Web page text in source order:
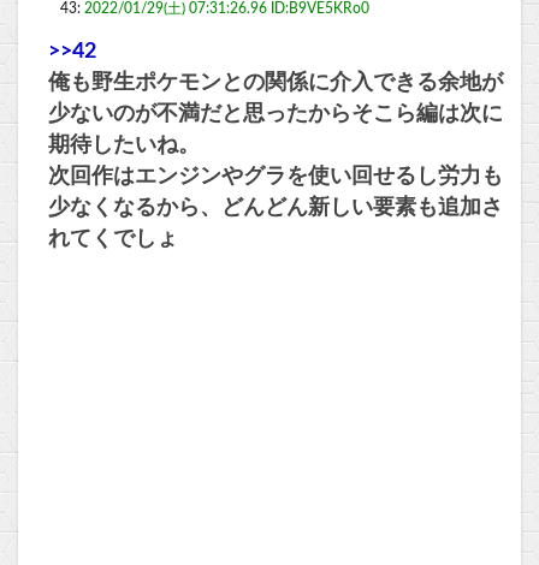
43: 2022/01/29(土) 07:31:26.96 ID:B9VE5KRo0
>>42
俺も野生ポケモンとの関係に介入できる余地が
少ないのが不満だと思ったからそこら編は次に
期待したいね。
次回作はエンジンやグラを使い回せるし労力も
少なくなるから、どんどん新しい要素も追加さ
れてくでしょ